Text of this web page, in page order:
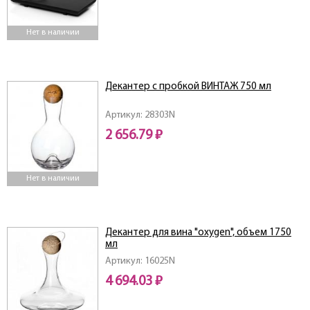
Нет в наличии
Нет в наличии
Артикул: 28303N
Декантер с пробкой ВИНТАЖ 750 мл
2 656.79 ₽
Артикул: 16025N
Декантер для вина "oxygen", объем 1750
мл
4 694.03 ₽